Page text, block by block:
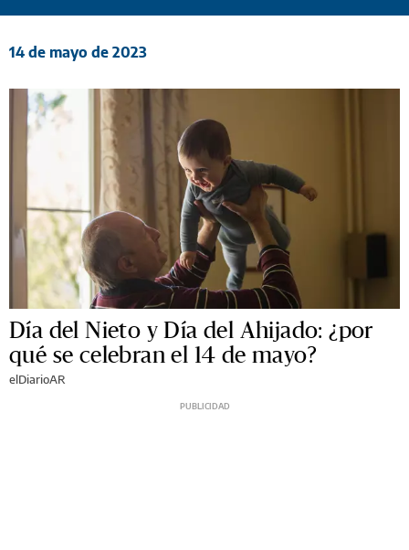
14 de mayo de 2023
Día del Nieto y Día del Ahijado: ¿por
qué se celebran el 14 de mayo?
elDiarioAR